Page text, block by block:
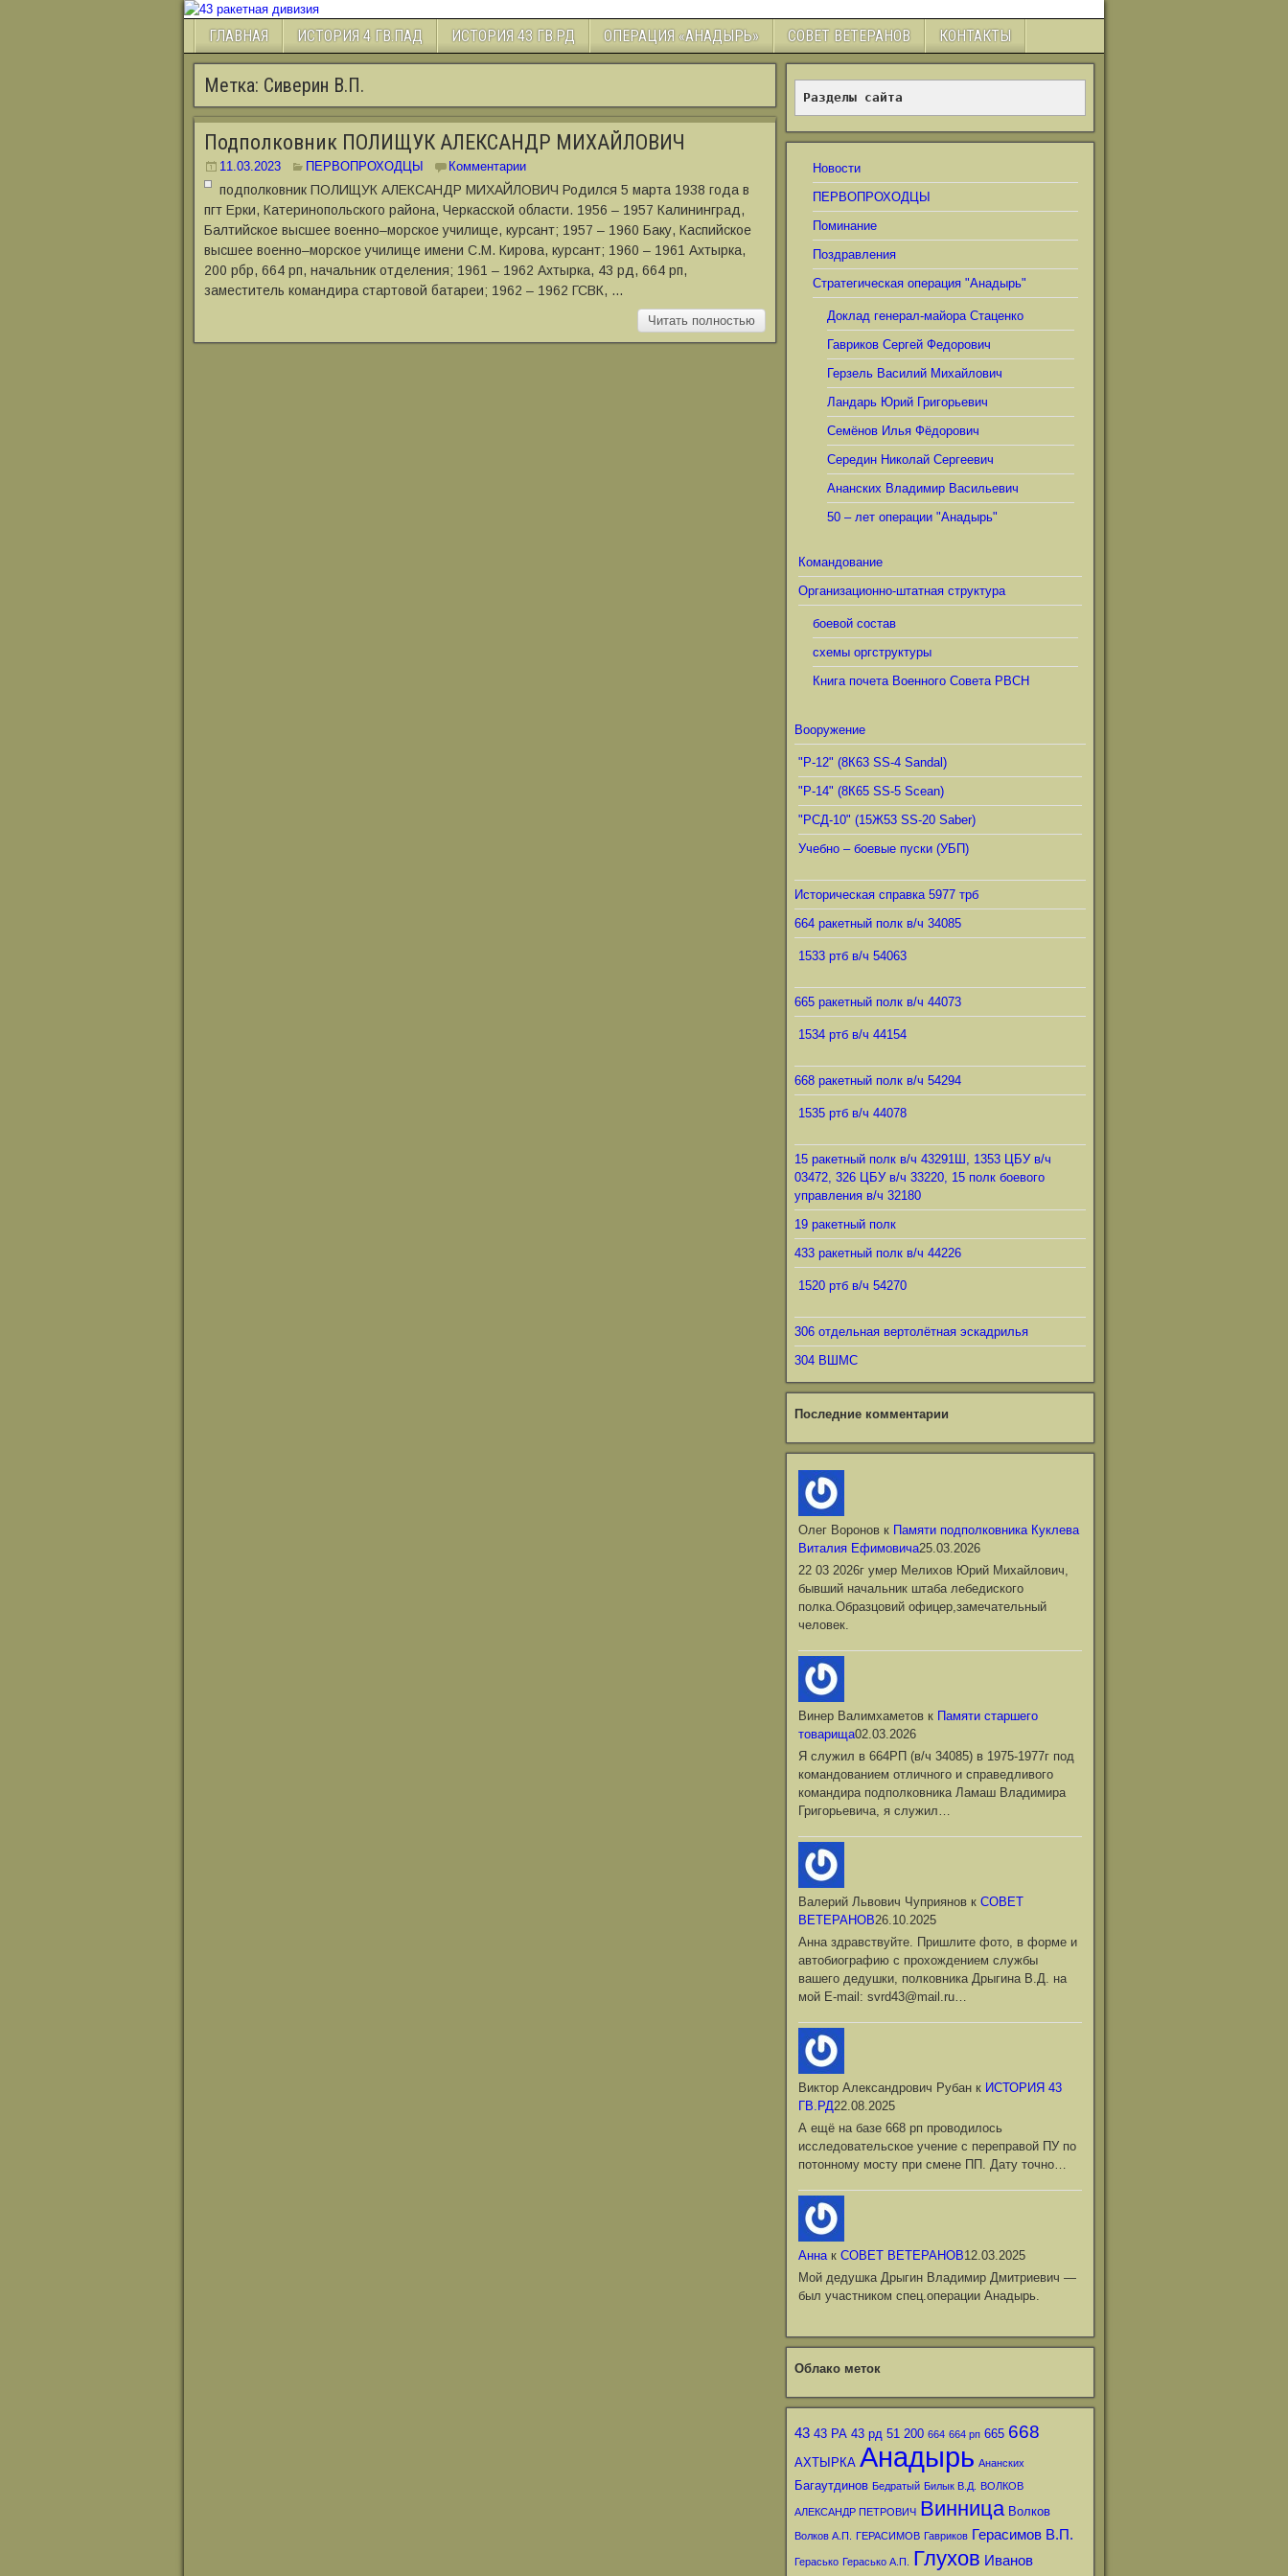
ГЛАВНАЯ ИСТОРИЯ 4 ГВ.ПАД ИСТОРИЯ 43 ГВ.РД ОПЕРАЦИЯ «АНАДЫРЬ» СОВЕТ ВЕТЕРАНОВ КОНТАКТЫ
Метка: Сиверин В.П.
Подполковник ПОЛИЩУК АЛЕКСАНДР МИХАЙЛОВИЧ
11.03.2023 ПЕРВОПРОХОДЦЫ Комментарии
подполковник ПОЛИЩУК АЛЕКСАНДР МИХАЙЛОВИЧ Родился 5 марта 1938 года в
пгт Ерки, Катеринопольского района, Черкасской области. 1956 ‒ 1957 Калининград,
Балтийское высшее военно‒морское училище, курсант; 1957 ‒ 1960 Баку, Каспийское
высшее военно‒морское училище имени С.М. Кирова, курсант; 1960 ‒ 1961 Ахтырка,
200 рбр, 664 рп, начальник отделения; 1961 ‒ 1962 Ахтырка, 43 рд, 664 рп,
заместитель командира стартовой батареи; 1962 ‒ 1962 ГСВК, …
Читать полностью
Разделы сайта
Новости
ПЕРВОПРОХОДЦЫ
Поминание
Поздравления
Стратегическая операция "Анадырь"
Доклад генерал-майора Стаценко
Гавриков Сергей Федорович
Герзель Василий Михайлович
Ландарь Юрий Григорьевич
Семёнов Илья Фёдорович
Середин Николай Сергеевич
Ананских Владимир Васильевич
50 – лет операции "Анадырь"
Командование
Организационно-штатная структура
боевой состав
схемы оргструктуры
Книга почета Военного Совета РВСН
Вооружение
"Р-12" (8К63 SS-4 Sandal)
"Р-14" (8К65 SS-5 Scean)
"РСД-10" (15Ж53 SS-20 Saber)
Учебно – боевые пуски (УБП)
Историческая справка 5977 трб
664 ракетный полк в/ч 34085
1533 ртб в/ч 54063
665 ракетный полк в/ч 44073
1534 ртб в/ч 44154
668 ракетный полк в/ч 54294
1535 ртб в/ч 44078
15 ракетный полк в/ч 43291Ш, 1353 ЦБУ в/ч
03472, 326 ЦБУ в/ч 33220, 15 полк боевого
управления в/ч 32180
19 ракетный полк
433 ракетный полк в/ч 44226
1520 ртб в/ч 54270
306 отдельная вертолётная эскадрилья
304 ВШМС
Последние комментарии
Олег Вороновк Памяти подполковника Куклева
Виталия Ефимовича25.03.2026
22 03 2026г умер Мелихов Юрий Михайлович,
бывший начальник штаба лебедиского
полка.Образцовий офицер,замечательный
человек.
Винер Валимхаметовк Памяти старшего
товарища02.03.2026
Я служил в 664РП (в/ч 34085) в 1975-1977г под
командованием отличного и справедливого
командира подполковника Ламаш Владимира
Григорьевича, я служил…
Валерий Львович Чуприяновк СОВЕТ
ВЕТЕРАНОВ26.10.2025
Анна здравствуйте. Пришлите фото, в форме и
автобиографию с прохождением службы
вашего дедушки, полковника Дрыгина В.Д. на
мой Е-mail: svrd43@mail.ru…
Виктор Александрович Рубанк ИСТОРИЯ 43
ГВ.РД22.08.2025
А ещё на базе 668 рп проводилось
исследовательское учение с переправой ПУ по
потонному мосту при смене ПП. Дату точно…
Аннак СОВЕТ ВЕТЕРАНОВ12.03.2025
Мой дедушка Дрыгин Владимир Дмитриевич —
был участником спец.операции Анадырь.
Облако меток
43 43 РА 43 рд 51 200 664 664 рп 665 668
АХТЫРКА Анадырь Ананских
Багаутдинов Бедратый Билык В.Д. ВОЛКОВ
АЛЕКСАНДР ПЕТРОВИЧ Винница Волков
Волков А.П. ГЕРАСИМОВ Гавриков Герасимов В.П.
Герасько Герасько А.П. Глухов Иванов